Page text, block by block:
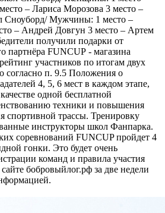
– Лариса Морозова 3 место –
Сноуборд/ Мужчины: 1 место –
– Андрей Довгун 3 место – Артем
получили подарки от
партнёра FUNCUP - магазина
участников по итогам двух
согласно п. 9.5 Положения о
4, 5, 6 мест в каждом этапе,
одной бесплатной
техники и повышения
спортивной трассы. Тренировку
инструкторы школ Фанпарка.
соревнований FUNCUP пройдет 4
гонки. Это будет очень
команд и правила участия
бобровыйлог.рф за две недели